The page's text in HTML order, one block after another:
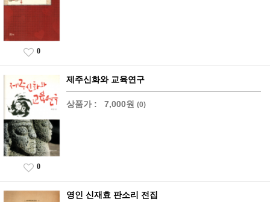
0
제주신화와 교육연구
상품가 : 7,000원 (0)
0
영인 신재효 판소리 전집